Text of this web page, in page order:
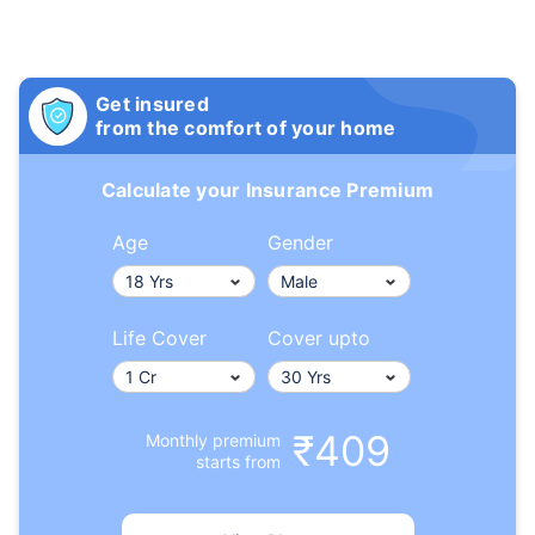
Get insured
from the comfort of your home
Calculate your Insurance Premium
Age Gender
Life Cover Cover upto
Monthly premium
starts from
₹409